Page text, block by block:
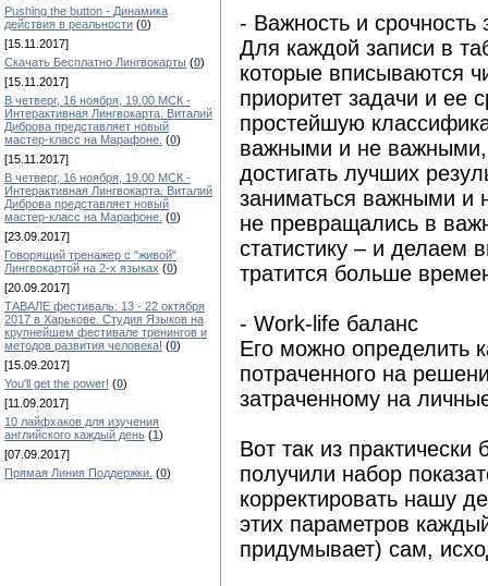
Pushing the button - Динамика
действия в реальности (0)
[15.11.2017]
Скачать Бесплатно Лингвокарты (0)
[15.11.2017]
В четверг, 16 ноября, 19.00 МСК -
Интерактивная Лингвокарта. Виталий
Диброва представляет новый
мастер-класс на Марафоне. (0)
[15.11.2017]
В четверг, 16 ноября, 19.00 МСК -
Интерактивная Лингвокарта. Виталий
Диброва представляет новый
мастер-класс на Марафоне. (0)
[23.09.2017]
Говорящий тренажер с "живой"
Лингвокартой на 2-х языках (0)
[20.09.2017]
ТАВАЛЕ фестиваль: 13 - 22 октября
2017 в Харькове. Студия Языков на
крупнейшем фестивале тренингов и
методов развития человека! (0)
[15.09.2017]
You'll get the power! (0)
[11.09.2017]
10 лайфхаков для изучения
английского каждый день (1)
[07.09.2017]
Прямая Линия Поддержки. (0)
- Важность и срочность
Для каждой записи в
которые вписываются
приоритет задачи и ее
простейшую
важными и не
достигать лучших
заниматься важными и
не превращались в
статистику – и делаем
тратится больше
- Work-life баланс
Его можно определить
потраченного на
затраченному на
Вот так из
получили набор
корректировать нашу
этих параметров
придумывает) сам,